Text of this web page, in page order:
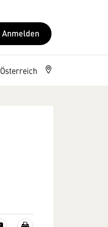
Anmelden
Österreich